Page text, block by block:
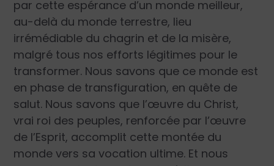
par cette espérance d’un monde meilleur,
au-delà du monde terrestre, lieu
irrémédiable du chagrin et de la misère,
malgré tous nos efforts légitimes pour le
transformer. Nous savons que ce monde est
en phase de transfiguration, en quête de
salut. Nous savons que l’œuvre du Christ,
vrai roi des peuples, renforcée par l’œuvre
de l’Esprit, accomplit cette montée du
monde vers sa vocation ultime. Et nous